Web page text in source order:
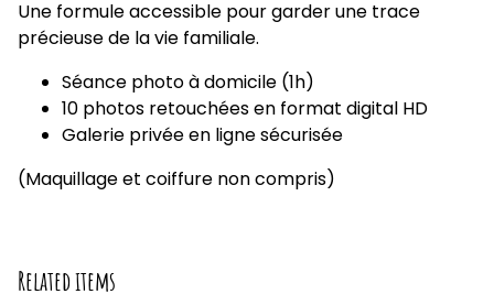
Une formule accessible pour garder une trace
précieuse de la vie familiale.
Séance photo à domicile (1h)
10 photos retouchées en format digital HD
Galerie privée en ligne sécurisée
(Maquillage et coiffure non compris)
Related items